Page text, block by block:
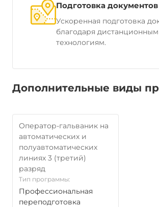
Подготовка документов
Ускоренная подготовка
благодаря дистанционным
технологиям.
Дополнительные виды
Оператор-гальваник на
автоматических и
полуавтоматических
линиях 3 (третий)
разряд
Тип программы:
Профессиональная
переподготовка